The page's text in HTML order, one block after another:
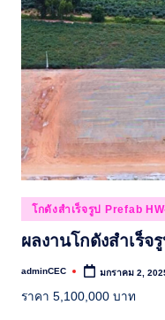
Posted
in
โกดังสำเร็จรูป Prefab
ผลงานโกดังสำเร็จ
Posted
adminCEC มกราคม 2,
ราคา 5,100,000 บาท